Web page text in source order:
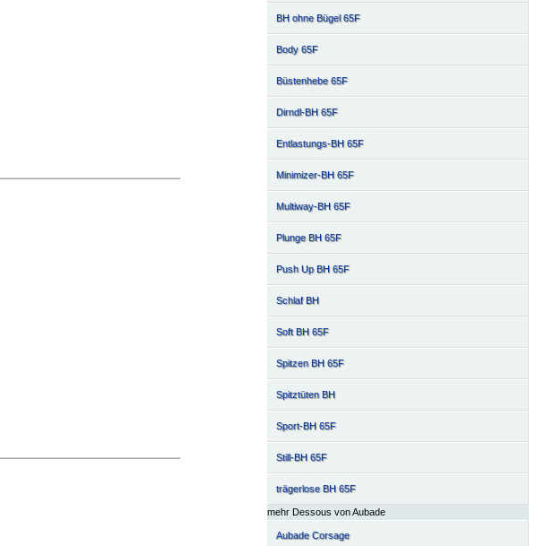
BH ohne Bügel 65F
Body 65F
Büstenhebe 65F
Dirndl-BH 65F
Entlastungs-BH 65F
Minimizer-BH 65F
Multiway-BH 65F
Plunge BH 65F
Push Up BH 65F
Schlaf BH
Soft BH 65F
Spitzen BH 65F
Spitztüten BH
Sport-BH 65F
Still-BH 65F
trägerlose BH 65F
mehr Dessous von Aubade
Aubade Corsage